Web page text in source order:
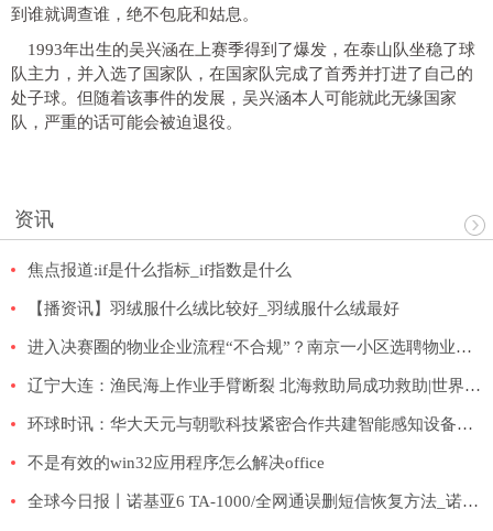
到谁就调查谁，绝不包庇和姑息。
1993年出生的吴兴涵在上赛季得到了爆发，在泰山队坐稳了球
队主力，并入选了国家队，在国家队完成了首秀并打进了自己的
处子球。但随着该事件的发展，吴兴涵本人可能就此无缘国家
队，严重的话可能会被迫退役。
资讯
焦点报道:if是什么指标_if指数是什么
【播资讯】羽绒服什么绒比较好_羽绒服什么绒最好
进入决赛圈的物业企业流程“不合规”？南京一小区选聘物业不是一般烦
辽宁大连：渔民海上作业手臂断裂 北海救助局成功救助|世界即时
环球时讯：华大天元与朝歌科技紧密合作共建智能感知设备生产基地
不是有效的win32应用程序怎么解决office
全球今日报丨诺基亚6 TA-1000/全网通误删短信恢复方法_诺基亚的短信删除了能恢复吗